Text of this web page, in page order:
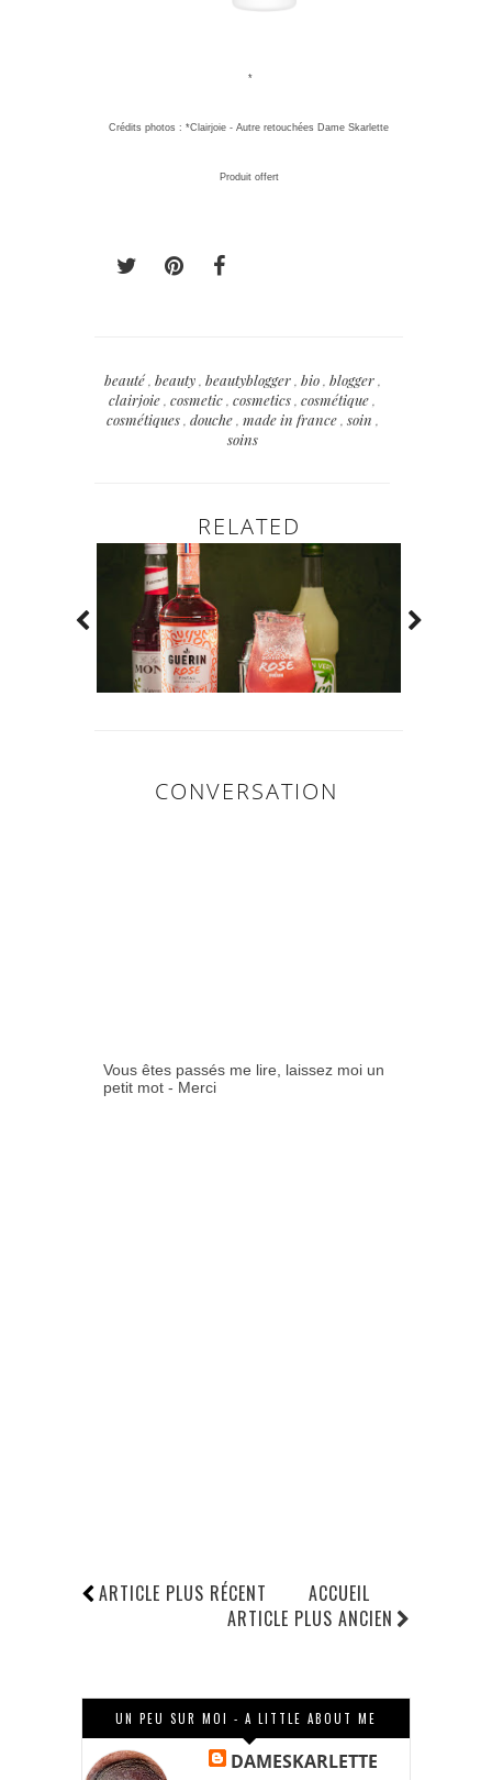
*
Crédits photos : *Clairjoie - Autre retouchées Dame Skarlette
Produit offert
beauté, beauty, beautyblogger, bio, blogger,
clairjoie, cosmetic, cosmetics, cosmétique,
cosmétiques, douche, made in france, soin ,
soins
RELATED
CONVERSATION
Vous êtes passés me lire, laissez moi un
petit mot - Merci
ARTICLE PLUS RÉCENT
ARTICLE PLUS ANCIEN
ACCUEIL
UN PEU SUR MOI - A LITTLE ABOUT ME
DAMESKARLETTE